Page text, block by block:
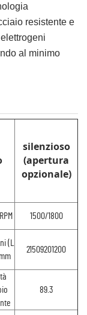
resistente e
al minimo
silenzioso
(apertura
opzionale)
1500/1800
(L
21509201200
89.3